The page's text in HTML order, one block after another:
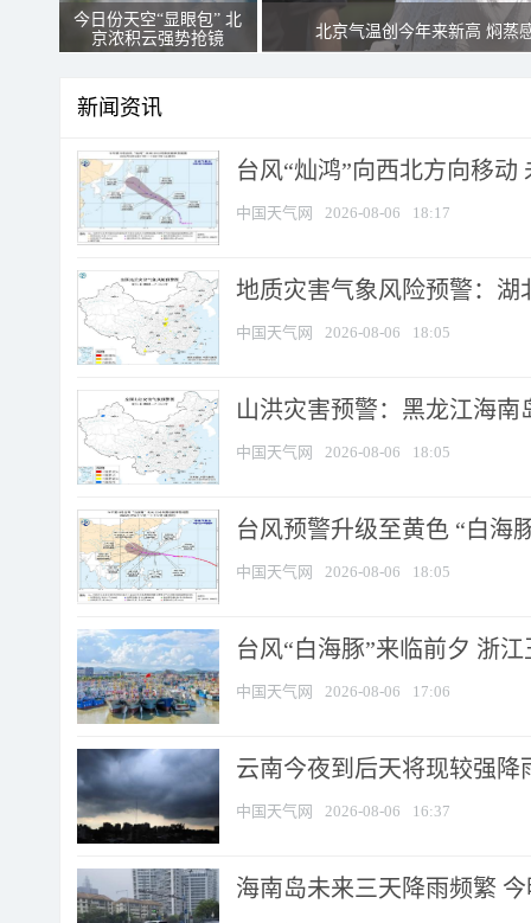
今日份天空“显眼包” 北
京浓积云强势抢镜
北京气温创今年来新高 焖蒸
新闻资讯
台风“灿鸿”向西北方向移动
中国天气网 2026-08-06 18:17
地质灾害气象风险预警：湖
中国天气网 2026-08-06 18:05
山洪灾害预警：黑龙江海
中国天气网 2026-08-06 18:05
台风预警升级至黄色 “白海
中国天气网 2026-08-06 18:05
台风“白海豚”来临前夕 浙
中国天气网 2026-08-06 17:06
云南今夜到后天将现较强降
中国天气网 2026-08-06 16:37
海南岛未来三天降雨频繁